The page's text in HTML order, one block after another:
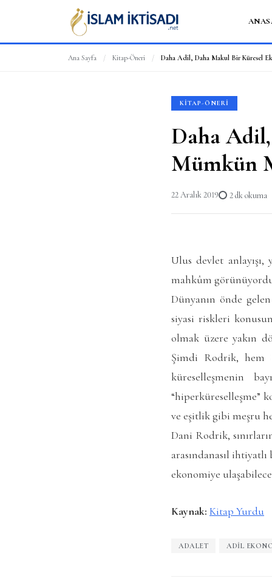
Ana Sayfa / Kitap-Öneri / Daha Adil, Daha Makul Bir Küresel
KITAP-ÖNERI
Daha
Mümkün
22 Aralık 2019 2 dk okuma
Ulus devlet
mahkûm
Dünyanın önde
siyasi riskleri
olmak üzere yakın
Şimdi Rodrik, hem
küreselleşmenin
“hiperküreselleşme”
ve eşitlik gibi meşru
Dani Rodrik,
arasındanasıl
ekonomiye
Kaynak: Kitap Yurdu
ADALET ADIL